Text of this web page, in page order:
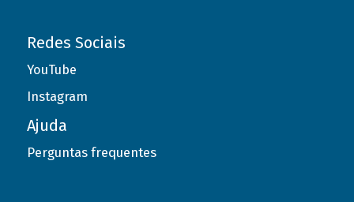
Redes Sociais
YouTube
Instagram
Ajuda
Perguntas frequentes